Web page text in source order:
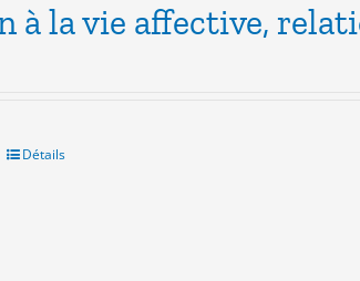
à la vie affective,
Détails